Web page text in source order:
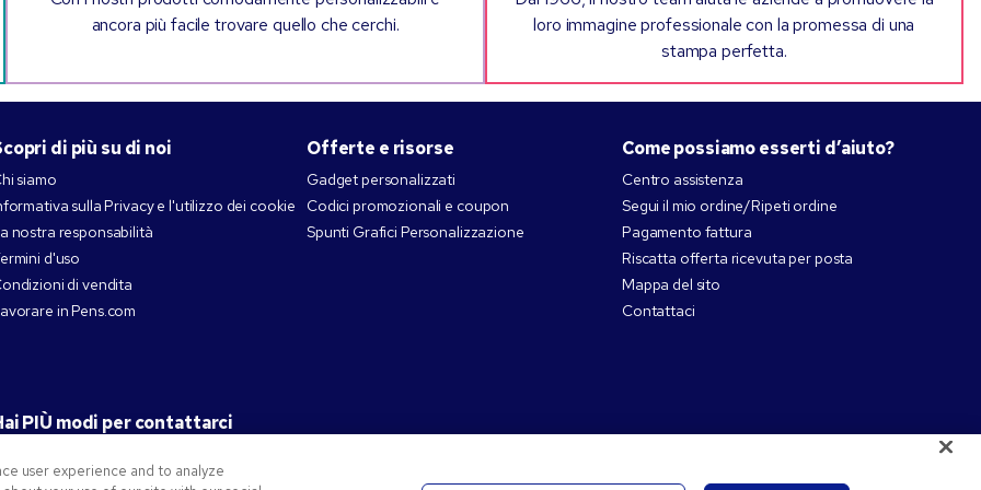
ancora più facile trovare quello che cerchi.
loro immagine professionale con la promessa di una
stampa perfetta.
di più su di noi
siamo
sulla Privacy e l'utilizzo dei cookie
nostra responsabilità
d'uso
di vendita
in Pens.com
PIÙ modi per contattarci
Offerte e risorse
Gadget personalizzati
Codici promozionali e coupon
Spunti Grafici Personalizzazione
Come possiamo esserti d’aiuto?
Centro assistenza
Segui il mio ordine/Ripeti ordine
Pagamento fattura
Riscatta offerta ricevuta per posta
Mappa del sito
Contattaci
user experience and to analyze